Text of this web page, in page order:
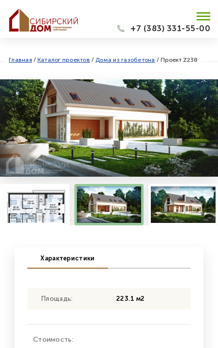
+7 (383) 331-55-00
Главная / Каталог проектов / Дома из газобетона / Проект Z238
Характеристики
Площадь: 223.1 м2
Стоимость: